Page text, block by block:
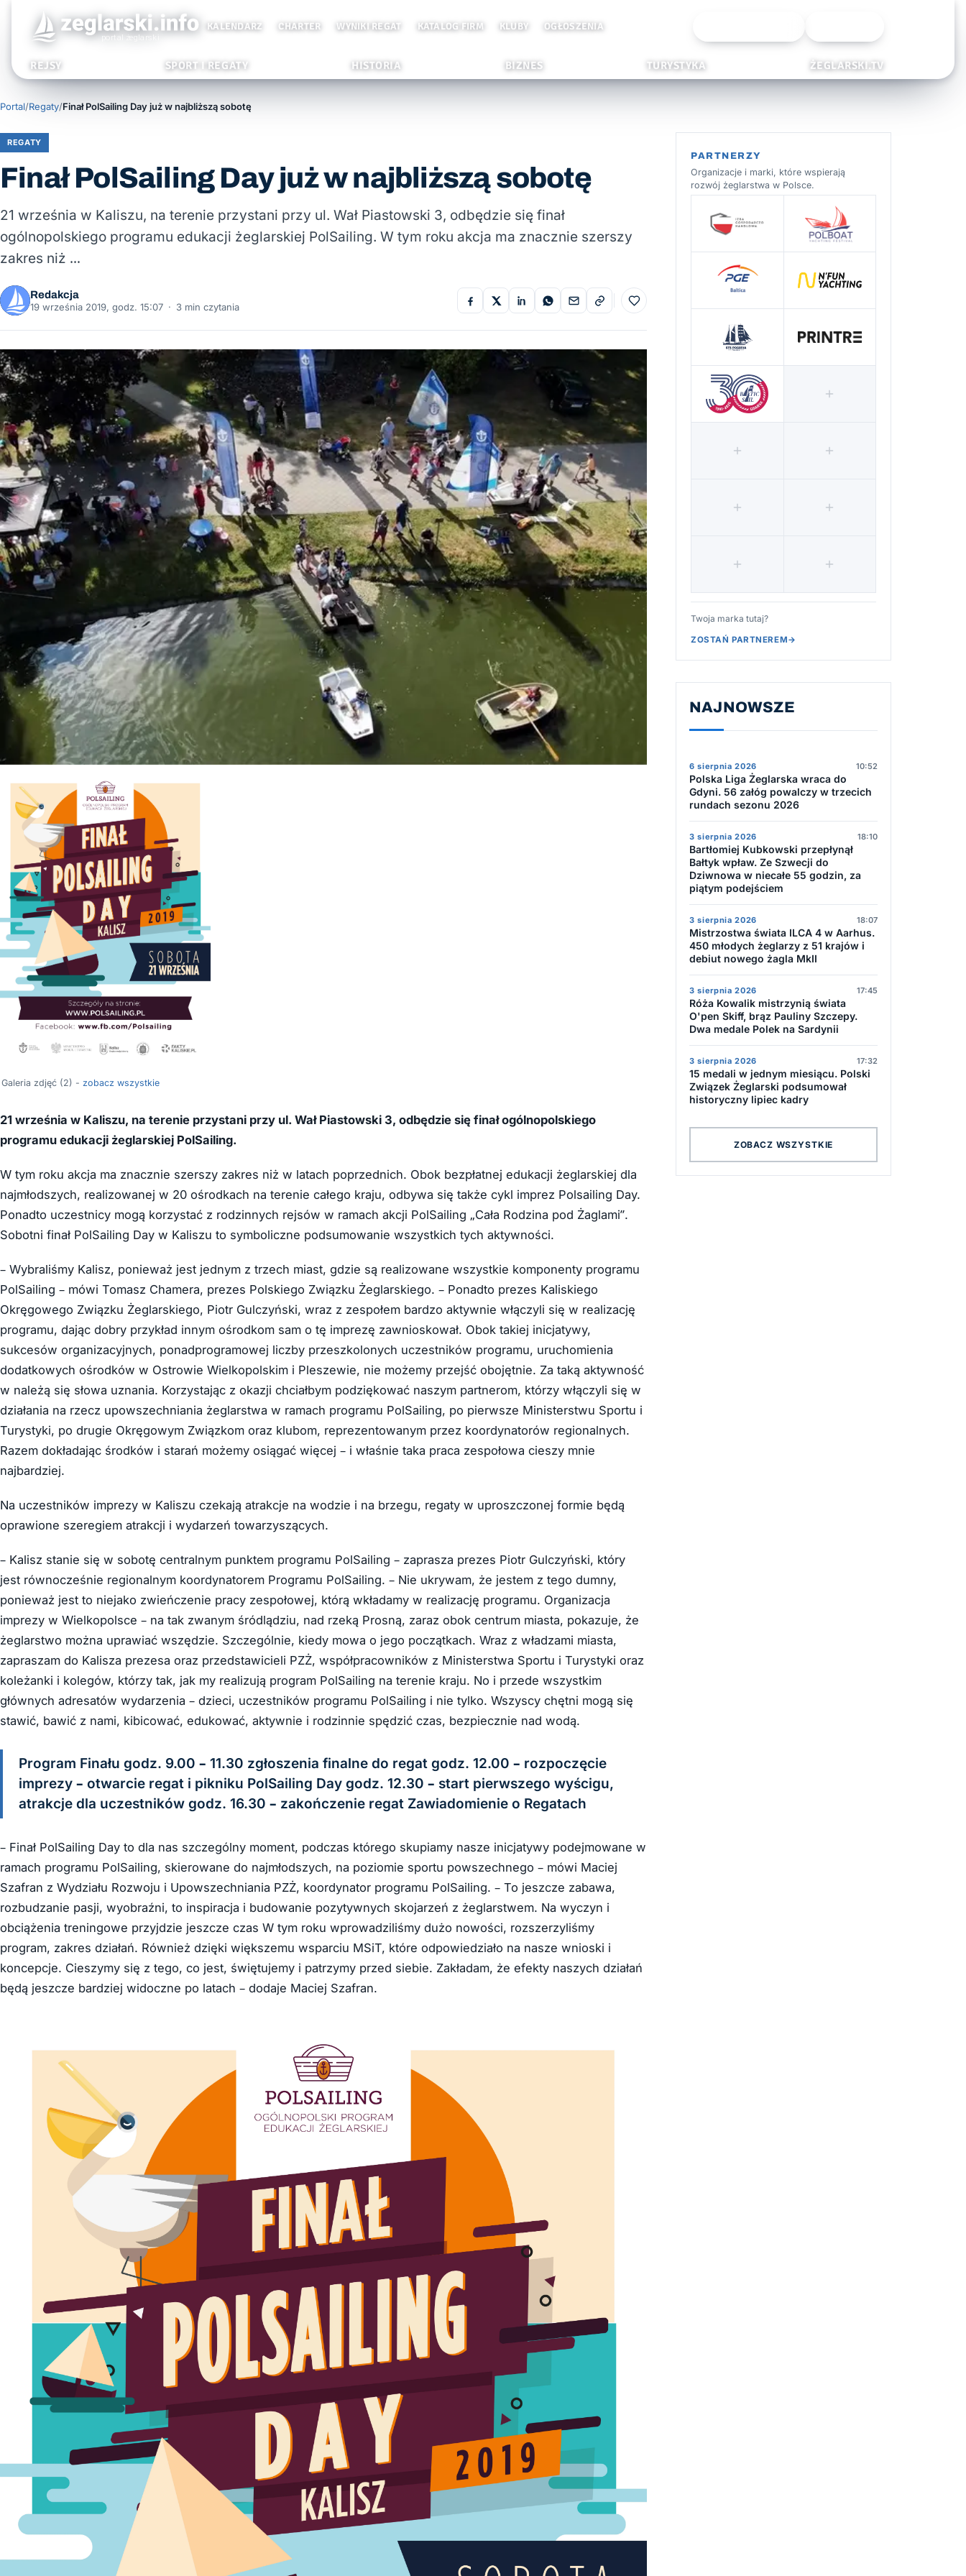
KALENDARZ CHARTER WYNIKI REGAT KATALOG FIRM KLUBY OGŁOSZENIA
REJSY SPORT I REGATY HISTORIA BIZNES TURYSTYKA ŻEGLARSKI.TV
Portal/Regaty/Finał PolSailing Day już w najbliższą sobotę
REGATY
Finał PolSailing Day już w najbliższą sobotę
21 września w Kaliszu, na terenie przystani przy ul. Wał Piastowski 3, odbędzie się finał
ogólnopolskiego programu edukacji żeglarskiej PolSailing. W tym roku akcja ma znacznie szerszy
zakres niż …
Redakcja
19 września 2019, godz. 15:07 · 3 min czytania Do ulubionych
Galeria zdjęć (2) - zobacz wszystkie
21 września w Kaliszu, na terenie przystani przy ul. Wał Piastowski 3, odbędzie się finał ogólnopolskiego
programu edukacji żeglarskiej PolSailing.
W tym roku akcja ma znacznie szerszy zakres niż w latach poprzednich. Obok bezpłatnej edukacji żeglarskiej dla
najmłodszych, realizowanej w 20 ośrodkach na terenie całego kraju, odbywa się także cykl imprez Polsailing Day.
Ponadto uczestnicy mogą korzystać z rodzinnych rejsów w ramach akcji PolSailing „Cała Rodzina pod Żaglami”.
Sobotni finał PolSailing Day w Kaliszu to symboliczne podsumowanie wszystkich tych aktywności.
– Wybraliśmy Kalisz, ponieważ jest jednym z trzech miast, gdzie są realizowane wszystkie komponenty programu
PolSailing – mówi Tomasz Chamera, prezes Polskiego Związku Żeglarskiego. – Ponadto prezes Kaliskiego
Okręgowego Związku Żeglarskiego, Piotr Gulczyński, wraz z zespołem bardzo aktywnie włączyli się w realizację
programu, dając dobry przykład innym ośrodkom sam o tę imprezę zawnioskował. Obok takiej inicjatywy,
sukcesów organizacyjnych, ponadprogramowej liczby przeszkolonych uczestników programu, uruchomienia
dodatkowych ośrodków w Ostrowie Wielkopolskim i Pleszewie, nie możemy przejść obojętnie. Za taką aktywność
w należą się słowa uznania. Korzystając z okazji chciałbym podziękować naszym partnerom, którzy włączyli się w
działania na rzecz upowszechniania żeglarstwa w ramach programu PolSailing, po pierwsze Ministerstwu Sportu i
Turystyki, po drugie Okręgowym Związkom oraz klubom, reprezentowanym przez koordynatorów regionalnych.
Razem dokładając środków i starań możemy osiągać więcej – i właśnie taka praca zespołowa cieszy mnie
najbardziej.
Na uczestników imprezy w Kaliszu czekają atrakcje na wodzie i na brzegu, regaty w uproszczonej formie będą
oprawione szeregiem atrakcji i wydarzeń towarzyszących.
– Kalisz stanie się w sobotę centralnym punktem programu PolSailing – zaprasza prezes Piotr Gulczyński, który
jest równocześnie regionalnym koordynatorem Programu PolSailing. – Nie ukrywam, że jestem z tego dumny,
ponieważ jest to niejako zwieńczenie pracy zespołowej, którą wkładamy w realizację programu. Organizacja
imprezy w Wielkopolsce – na tak zwanym śródlądziu, nad rzeką Prosną, zaraz obok centrum miasta, pokazuje, że
żeglarstwo można uprawiać wszędzie. Szczególnie, kiedy mowa o jego początkach. Wraz z władzami miasta,
zapraszam do Kalisza prezesa oraz przedstawicieli PZŻ, współpracowników z Ministerstwa Sportu i Turystyki oraz
koleżanki i kolegów, którzy tak, jak my realizują program PolSailing na terenie kraju. No i przede wszystkim
głównych adresatów wydarzenia – dzieci, uczestników programu PolSailing i nie tylko. Wszyscy chętni mogą się
stawić, bawić z nami, kibicować, edukować, aktywnie i rodzinnie spędzić czas, bezpiecznie nad wodą.
Program Finału godz. 9.00 – 11.30 zgłoszenia finalne do regat godz. 12.00 – rozpoczęcie
imprezy – otwarcie regat i pikniku PolSailing Day godz. 12.30 – start pierwszego wyścigu,
atrakcje dla uczestników godz. 16.30 – zakończenie regat Zawiadomienie o Regatach
– Finał PolSailing Day to dla nas szczególny moment, podczas którego skupiamy nasze inicjatywy podejmowane w
ramach programu PolSailing, skierowane do najmłodszych, na poziomie sportu powszechnego – mówi Maciej
Szafran z Wydziału Rozwoju i Upowszechniania PZŻ, koordynator programu PolSailing. – To jeszcze zabawa,
rozbudzanie pasji, wyobraźni, to inspiracja i budowanie pozytywnych skojarzeń z żeglarstwem. Na wyczyn i
obciążenia treningowe przyjdzie jeszcze czas W tym roku wprowadziliśmy dużo nowości, rozszerzyliśmy
program, zakres działań. Również dzięki większemu wsparciu MSiT, które odpowiedziało na nasze wnioski i
koncepcje. Cieszymy się z tego, co jest, świętujemy i patrzymy przed siebie. Zakładam, że efekty naszych działań
będą jeszcze bardziej widoczne po latach – dodaje Maciej Szafran.
PARTNERZY
Organizacje i marki, które wspierają
rozwój żeglarstwa w Polsce.
Twoja marka tutaj?
ZOSTAŃ PARTNEREM→
NAJNOWSZE
6 sierpnia 2026 10:52
Polska Liga Żeglarska wraca do
Gdyni. 56 załóg powalczy w trzecich
rundach sezonu 2026
3 sierpnia 2026 18:10
Bartłomiej Kubkowski przepłynął
Bałtyk wpław. Ze Szwecji do
Dziwnowa w niecałe 55 godzin, za
piątym podejściem
3 sierpnia 2026 18:07
Mistrzostwa świata ILCA 4 w Aarhus.
450 młodych żeglarzy z 51 krajów i
debiut nowego żagla MkII
3 sierpnia 2026 17:45
Róża Kowalik mistrzynią świata
O'pen Skiff, brąz Pauliny Szczepy.
Dwa medale Polek na Sardynii
3 sierpnia 2026 17:32
15 medali w jednym miesiącu. Polski
Związek Żeglarski podsumował
historyczny lipiec kadry
ZOBACZ WSZYSTKIE